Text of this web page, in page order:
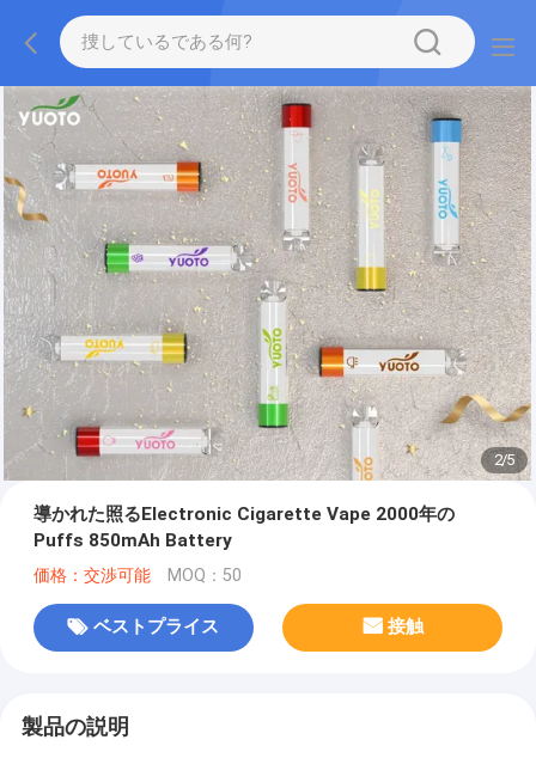
2/5
導かれた照るElectronic Cigarette Vape 2000年の
Puffs 850mAh Battery
価格：交渉可能 MOQ：50
ベストプライス 接触
製品の説明